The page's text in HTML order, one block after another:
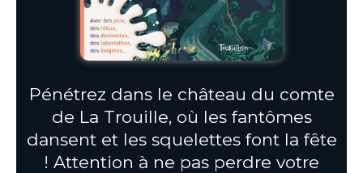
Pénétrez dans le château du comte
de La Trouille, où les fantômes
dansent et les squelettes font la fête
! Attention à ne pas perdre votre